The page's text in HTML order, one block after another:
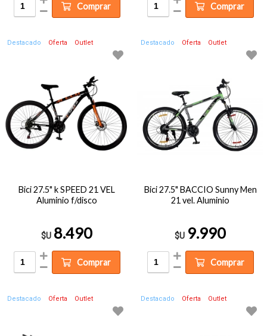
Comprar Comprar
Destacado Oferta Outlet
Bici 27.5" k SPEED 21 VEL
Aluminio f/disco
$U 8.490
Comprar
Destacado Oferta Outlet
Bici 27.5" BACCIO Sunny Men
21 vel. Aluminio
$U 9.990
Comprar
Destacado Oferta Outlet Destacado Oferta Outlet